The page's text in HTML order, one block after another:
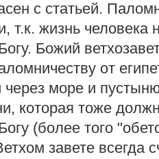
с статьей.
т.к. жизнь человека
Божий
от
через море и
которая тоже
(более того
завете всегда